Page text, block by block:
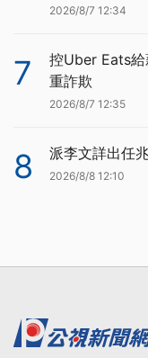
2026/8/7 12:34
7
控Uber Eats
重詐欺
2026/8/7 12:35
8 派李文詳出任
2026/8/8 12:10